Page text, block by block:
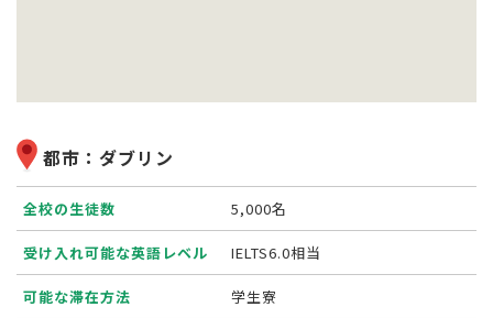
都市：ダブリン
全校の生徒数 5,000名
受け入れ可能な英語レベル IELTS6.0相当
可能な滞在方法 学生寮